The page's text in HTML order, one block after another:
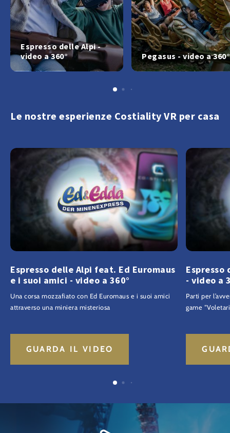
Espresso delle Alpi -
video a 360°
Pegasus - video a 360°
Le nostre esperienze Costiality VR per casa
Espresso delle Alpi feat. Ed Euromaus
e i suoi amici - video a 360°
Una corsa mozzafiato con Ed Euromaus e i suoi amici
attraverso una miniera misteriosa
GUARDA IL VIDEO
Espresso
- video a
Parti per
game